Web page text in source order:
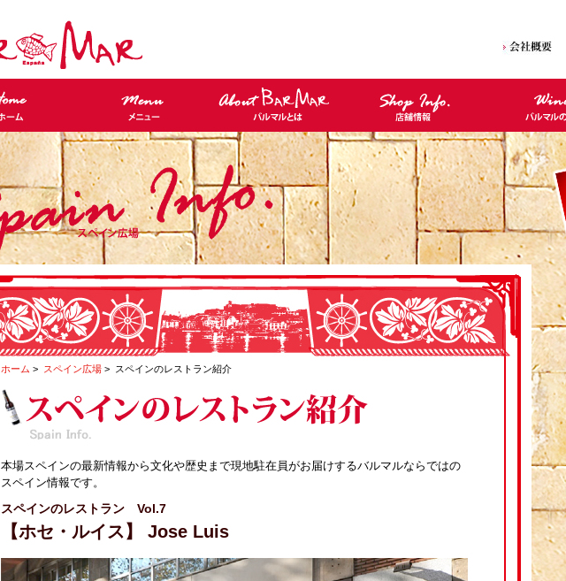
ホーム > スペイン広場 > スペインのレストラン紹介
本場スペインの最新情報から文化や歴史まで現地駐在員がお届けするバルマルならではの
スペイン情報です。
スペインのレストラン Vol.7
【ホセ・ルイス】 Jose Luis